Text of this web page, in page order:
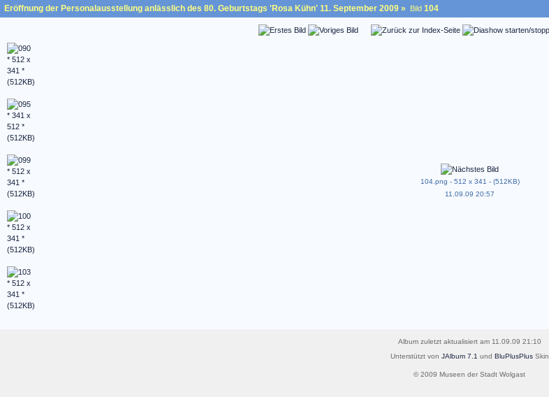
Eröffnung der Personalausstellung anlässlich des 80. Geburtstags 'Rosa Kühn' 11. September 2009 » Bild 104
104.png - 512 x 341 - (512KB)
11.09.09 20:57
Album zuletzt aktualisiert am 11.09.09 21:10
Unterstützt von JAlbum 7.1 und BluPlusPlusSkin
© 2009 Museen der Stadt Wolgast